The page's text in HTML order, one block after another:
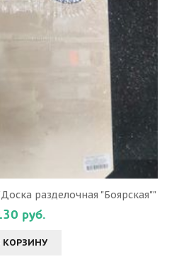
разделочная "Боярская""
руб.
КОРЗИНУ